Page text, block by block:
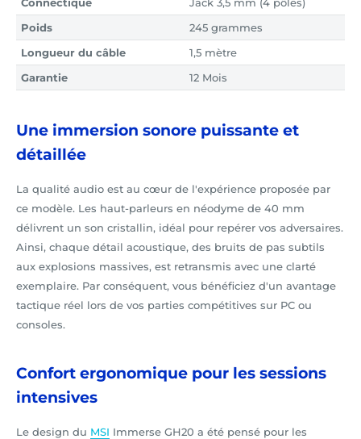
Connectique
Jack 3,5 mm (4 pôles)
Poids
245 grammes
Longueur du câble
1,5 mètre
Garantie
12 Mois
Une immersion sonore puissante et
détaillée
La qualité audio est au cœur de l'expérience proposée par
ce modèle. Les haut-parleurs en néodyme de 40 mm
délivrent un son cristallin, idéal pour repérer vos adversaires.
Ainsi, chaque détail acoustique, des bruits de pas subtils
aux explosions massives, est retransmis avec une clarté
exemplaire. Par conséquent, vous bénéficiez d'un avantage
tactique réel lors de vos parties compétitives sur PC ou
consoles.
Confort ergonomique pour les sessions
intensives
Le design du MSI Immerse GH20 a été pensé pour les